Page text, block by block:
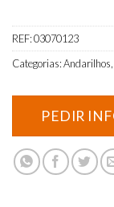
REF:03070123
Categorias:Andarilhos,